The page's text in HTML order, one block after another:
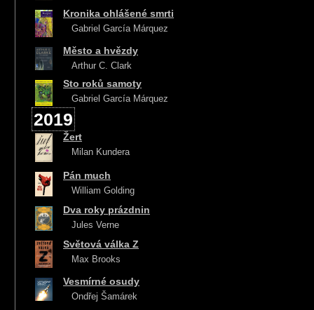
Kronika ohlášené smrti
Gabriel García Márquez
Město a hvězdy
Arthur C. Clark
Sto roků samoty
Gabriel García Márquez
2019
Žert
Milan Kundera
Pán much
William Golding
Dva roky prázdnin
Jules Verne
Světová válka Z
Max Brooks
Vesmírné osudy
Ondřej Šamárek